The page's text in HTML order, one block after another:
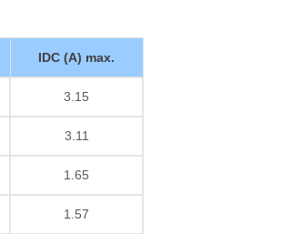
IDC (A) max.
3.15
3.11
1.65
1.57